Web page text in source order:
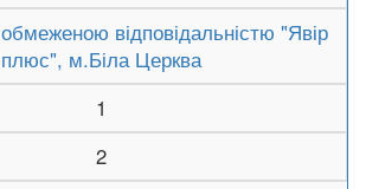
відповідальністю "Явір
плюс", м.Біла Церква
1
2